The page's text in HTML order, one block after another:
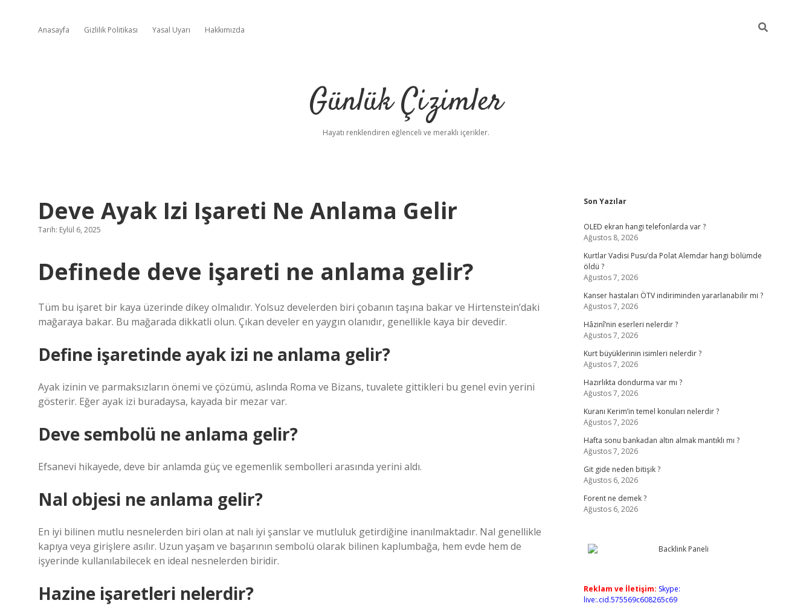
Anasayfa Gizlilik Politikası Yasal Uyarı Hakkımızda
Günlük Çizimler
Hayatı renklendiren eğlenceli ve meraklı içerikler.
Deve Ayak Izi Işareti Ne Anlama Gelir
Tarih: Eylül 6, 2025
Definede deve işareti ne anlama gelir?
Tüm bu işaret bir kaya üzerinde dikey olmalıdır. Yolsuz develerden biri çobanın taşına bakar ve Hirtenstein’daki
mağaraya bakar. Bu mağarada dikkatli olun. Çıkan develer en yaygın olanıdır, genellikle kaya bir devedir.
Define işaretinde ayak izi ne anlama gelir?
Ayak izinin ve parmaksızların önemi ve çözümü, aslında Roma ve Bizans, tuvalete gittikleri bu genel evin yerini
gösterir. Eğer ayak izi buradaysa, kayada bir mezar var.
Deve sembolü ne anlama gelir?
Efsanevi hikayede, deve bir anlamda güç ve egemenlik sembolleri arasında yerini aldı.
Nal objesi ne anlama gelir?
En iyi bilinen mutlu nesnelerden biri olan at nalı iyi şanslar ve mutluluk getirdiğine inanılmaktadır. Nal genellikle
kapıya veya girişlere asılır. Uzun yaşam ve başarının sembolü olarak bilinen kaplumbağa, hem evde hem de
işyerinde kullanılabilecek en ideal nesnelerden biridir.
Hazine işaretleri nelerdir?
Sidebar
Son Yazılar
OLED ekran hangi telefonlarda var ?
Ağustos 8, 2026
Kurtlar Vadisi Pusu’da Polat Alemdar hangi bölümde
öldü ?
Ağustos 7, 2026
Kanser hastaları ÖTV indiriminden yararlanabilir mi ?
Ağustos 7, 2026
Hâzinî’nin eserleri nelerdir ?
Ağustos 7, 2026
Kurt büyüklerinin isimleri nelerdir ?
Ağustos 7, 2026
Hazırlıkta dondurma var mı ?
Ağustos 7, 2026
Kuranı Kerim’in temel konuları nelerdir ?
Ağustos 7, 2026
Hafta sonu bankadan altın almak mantıklı mı ?
Ağustos 7, 2026
Git gide neden bitişik ?
Ağustos 6, 2026
Forent ne demek ?
Ağustos 6, 2026
Reklam ve İletişim: Skype:
live:.cid.575569c608265c69
elexbet yeni giriş